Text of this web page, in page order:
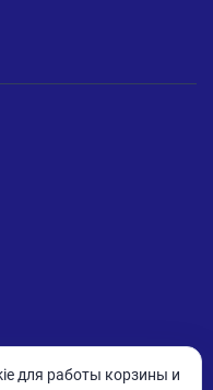
Мир
для работы корзины и